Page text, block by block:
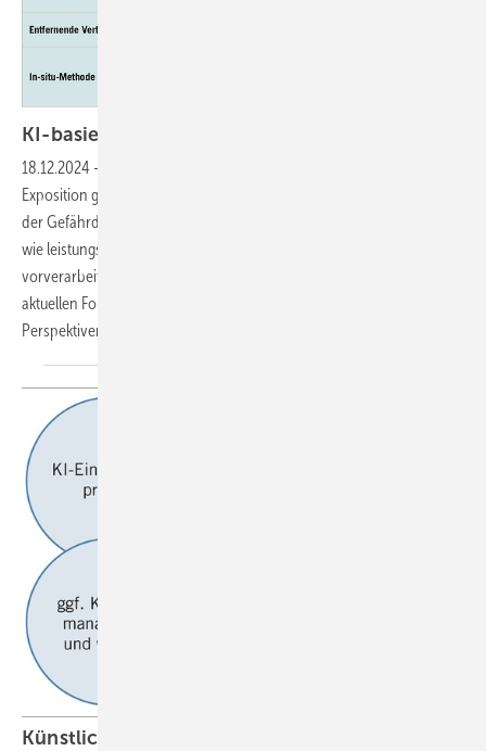
KI-basierte Bewertung dermaler
18.12.2024 -
Exposition gegenüber Gefahrstoffen zu quantifizieren und somit bei
der Gefährdungsbeurteilung zu unterstützen. Dabei wird verglichen,
wie leistungsstark Modelle performen, wenn die Bilder zuvor
vorverarbeitet worden sind. Der Artikel gibt einen Überblick über die
aktuellen Forschungsergebnisse und die sich daraus ergebenden
Perspektiven für zukünftige
Künstliche Intelligenz im Betrieb und als